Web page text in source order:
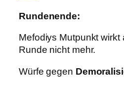
Rundenende:
Mefodiys Mutpunkt wirkt
Runde nicht mehr.
Würfe gegen